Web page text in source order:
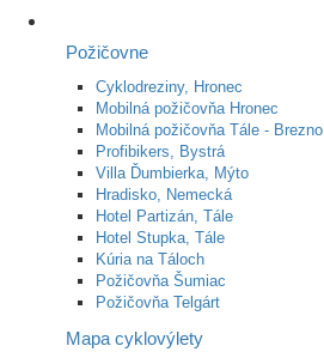
Požičovne
Cyklodreziny, Hronec
Mobilná požičovňa Hronec
Mobilná požičovňa Tále - Brezno
Profibikers, Bystrá
Villa Ďumbierka, Mýto
Hradisko, Nemecká
Hotel Partizán, Tále
Hotel Stupka, Tále
Kúria na Táloch
Požičovňa Šumiac
Požičovňa Telgárt
Mapa cyklovýlety